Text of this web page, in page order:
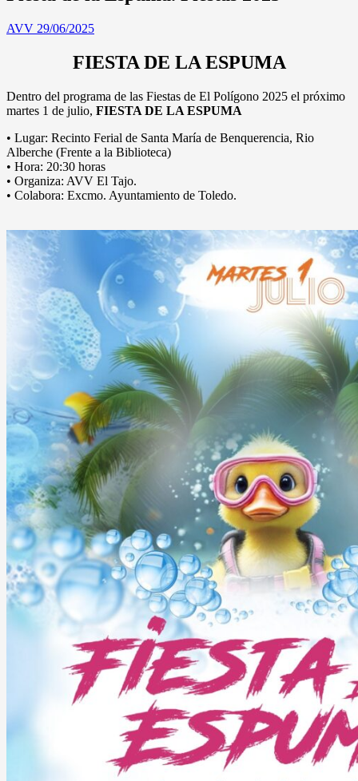
AVV 29/06/2025
FIESTA DE LA ESPUMA
Dentro del programa de las Fiestas de El Polígono 2025 el próximo
martes 1 de julio, FIESTA DE LA ESPUMA
• Lugar: Recinto Ferial de Santa María de Benquerencia, Rio
Alberche (Frente a la Biblioteca)
• Hora: 20:30 horas
• Organiza: AVV El Tajo.
• Colabora: Excmo. Ayuntamiento de Toledo.